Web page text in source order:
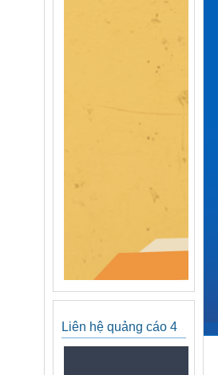
Liên hệ quảng cáo 4